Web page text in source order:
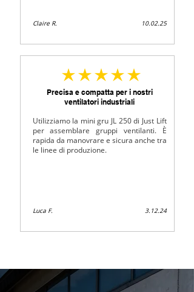
Claire R. 10.02.25
średnia ocena to 5 na 5
Precisa e compatta per i nostri
ventilatori industriali
Utilizziamo la mini gru JL 250 di Just Lift
per assemblare gruppi ventilanti. È
rapida da manovrare e sicura anche tra
le linee di produzione.
Luca F. 3.12.24